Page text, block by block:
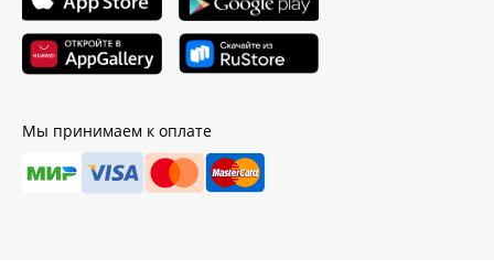
Мы принимаем к оплате